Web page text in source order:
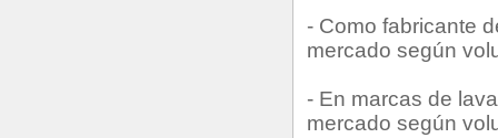
- Como fabricante
mercado según
- En marcas de
mercado según